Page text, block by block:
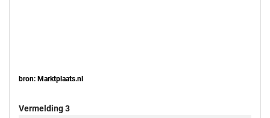
bron: Marktplaats.nl
Vermelding 3